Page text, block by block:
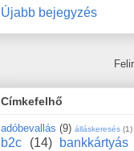
Újabb bejegyzés
Címkefelhő
adóbevallás (9) álláskeresés (1)
b2c (14)